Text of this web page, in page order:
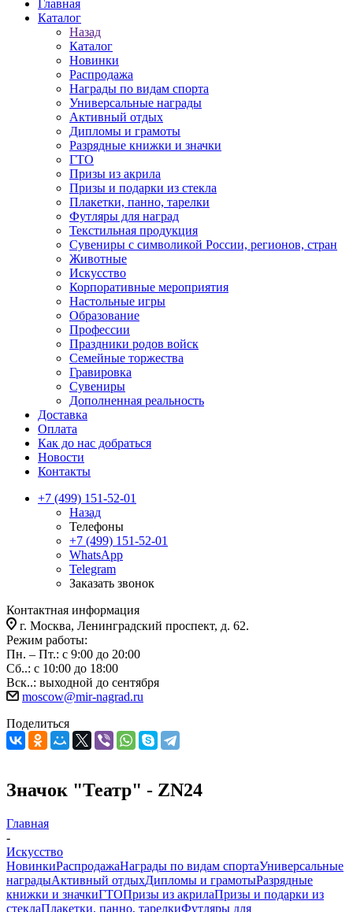
Главная
Каталог
Назад
Каталог
Новинки
Распродажа
Награды по видам спорта
Универсальные награды
Активный отдых
Дипломы и грамоты
Разрядные книжки и значки
ГТО
Призы из акрила
Призы и подарки из стекла
Плакетки, панно, тарелки
Футляры для наград
Текстильная продукция
Сувениры с символикой России, регионов, стран
Животные
Искусство
Корпоративные мероприятия
Настольные игры
Образование
Профессии
Праздники родов войск
Семейные торжества
Гравировка
Сувениры
Дополненная реальность
Доставка
Оплата
Как до нас добраться
Новости
Контакты
+7 (499) 151-52-01
Назад
Телефоны
+7 (499) 151-52-01
WhatsApp
Telegram
Заказать звонок
Контактная информация
г. Москва, Ленинградский проспект, д. 62.
Режим работы:
Пн. – Пт.: с 9:00 до 20:00
Сб..: с 10:00 до 18:00
Вск..: выходной до сентября
moscow@mir-nagrad.ru
Поделиться
Значок "Театр" - ZN24
Главная
-
Искусство
НовинкиРаспродажаНаграды по видам спортаУниверсальные
наградыАктивный отдыхДипломы и грамотыРазрядные
книжки и значкиГТОПризы из акрилаПризы и подарки из
стеклаПлакетки, панно, тарелкиФутляры для